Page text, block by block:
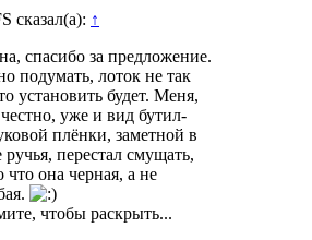
сказал(а): ↑
спасибо за предложение.
подумать, лоток не так
установить будет. Меня,
уже и вид бутил-
плёнки, заметной в
ручья, перестал смущать,
что она черная, а не
чтобы раскрыть...